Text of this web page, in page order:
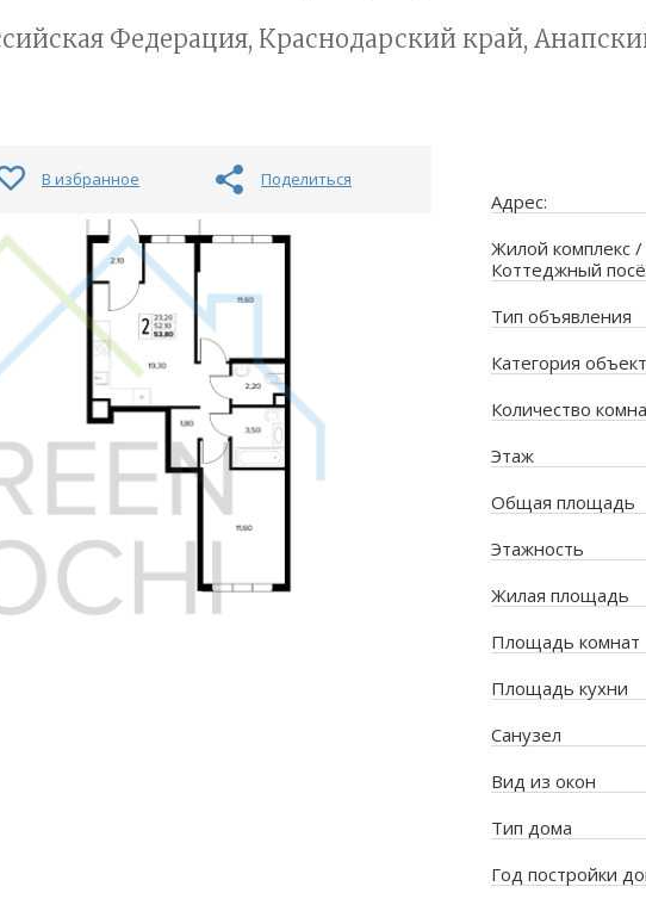
Федерация, Краснодарский край,
В избранное Поделиться
Адрес:
Жилой комплекс /
Коттеджный
Тип объявления
Категория
Количество
Этаж
Общая площадь
Этажность
Жилая площадь
Площадь комнат
Площадь кухни
Санузел
Вид из окон
Тип дома
Год постройки